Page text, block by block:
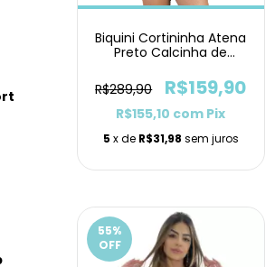
Biquini Cortininha Atena
Preto Calcinha de
R$289,90
R$159,90
R$155,10 com Pix
5 x de R$31,98 sem juros
55%
OFF